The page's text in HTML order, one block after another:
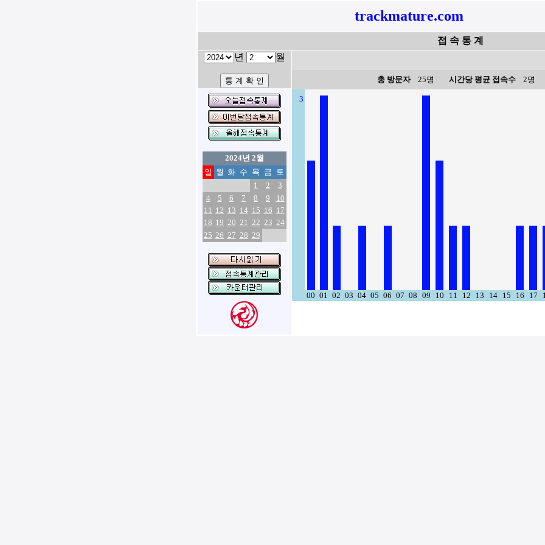
trackmature.com
접 속 통 계
년 월
2024년 2월
일 월 화 수 목 금 토
1
2
3
4
5 6 7 8 9
10
11 12 13 14 15 16 17
18 19 20 21 22 23 24
25 26 27 28 29
총 방문자25명 시간당 평균 접속수2명
3
00 01 02 03 04 05 06 07 08 09 10 11 12 13 14 15 16 17